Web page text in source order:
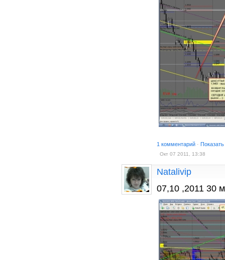
1 комментарий ·
Окт 07 2011, 13:38
Natalivip
07,10 ,2011 30